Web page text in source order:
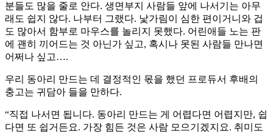
분들도 많을 줄로 안다. 생면부지 사람들 앞에 나서기는 아무
래도 쉽지 않다. 나부터 그랬다. 낯가림이 심한 편이거니와 겁
도 많아서 함부로 마우스를 놀리지 못했다. 어린애들 노는 판
에 괜히 끼어드는 것 아닌가 싶고, 혹시나 못된 사람들 만나면
어쩌나 싶고….
우리 동아리 만드는 데 결정적인 몫을 했던 프로듀서 후배의
충고는 귀담아 들을 만하다.
“직접 나서면 됩니다. 동아리 만드는 게 어렵다면 어렵지만, 쉽
다면 또 쉽거든요. 가장 힘든 것은 사람 모으기겠지요. 취미도